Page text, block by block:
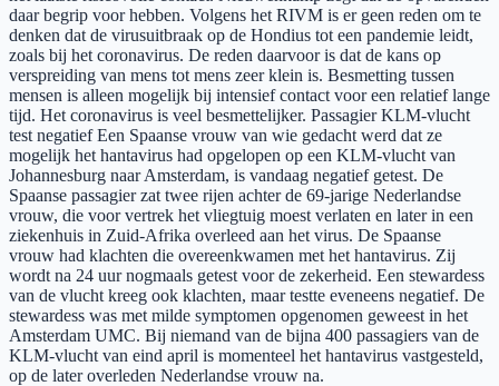
daar begrip voor hebben. Volgens het RIVM is er geen reden om te
denken dat de virusuitbraak op de Hondius tot een pandemie leidt,
zoals bij het coronavirus. De reden daarvoor is dat de kans op
verspreiding van mens tot mens zeer klein is. Besmetting tussen
mensen is alleen mogelijk bij intensief contact voor een relatief lange
tijd. Het coronavirus is veel besmettelijker. Passagier KLM-vlucht
test negatief Een Spaanse vrouw van wie gedacht werd dat ze
mogelijk het hantavirus had opgelopen op een KLM-vlucht van
Johannesburg naar Amsterdam, is vandaag negatief getest. De
Spaanse passagier zat twee rijen achter de 69-jarige Nederlandse
vrouw, die voor vertrek het vliegtuig moest verlaten en later in een
ziekenhuis in Zuid-Afrika overleed aan het virus. De Spaanse
vrouw had klachten die overeenkwamen met het hantavirus. Zij
wordt na 24 uur nogmaals getest voor de zekerheid. Een stewardess
van de vlucht kreeg ook klachten, maar testte eveneens negatief. De
stewardess was met milde symptomen opgenomen geweest in het
Amsterdam UMC. Bij niemand van de bijna 400 passagiers van de
KLM-vlucht van eind april is momenteel het hantavirus vastgesteld,
op de later overleden Nederlandse vrouw na.